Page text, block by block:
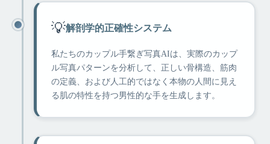
💡解剖学的正確性システム
私たちのカップル手繋ぎ写真AIは、実際のカップ
ル写真パターンを分析して、正しい骨構造、筋肉
の定義、および人工的ではなく本物の人間に見え
る肌の特性を持つ男性的な手を生成します。